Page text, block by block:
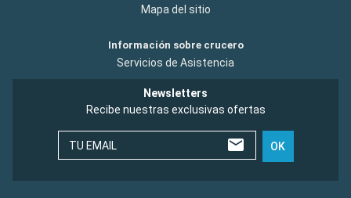
Mapa del sitio
Información sobre crucero
Servicios de Asistencia
Newsletters
Recibe nuestras exclusivas ofertas
TU EMAIL OK